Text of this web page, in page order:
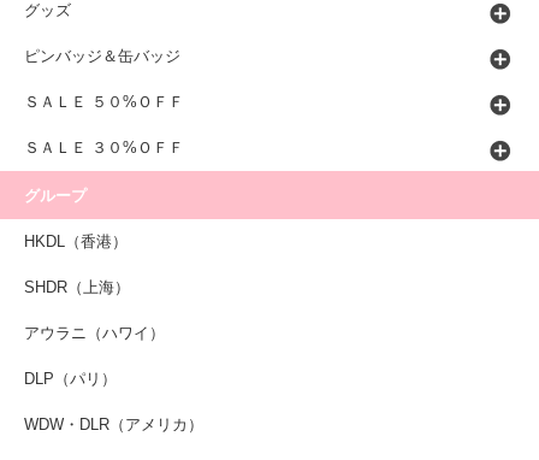
グッズ
ピンバッジ＆缶バッジ
ＳＡＬＥ ５０%ＯＦＦ
ＳＡＬＥ ３０%ＯＦＦ
グループ
HKDL（香港）
SHDR（上海）
アウラニ（ハワイ）
DLP（パリ）
WDW・DLR（アメリカ）